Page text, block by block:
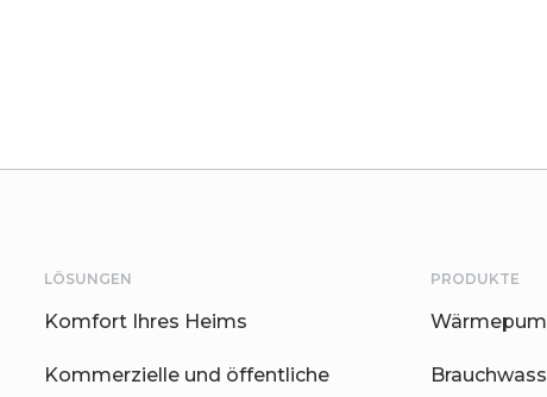
LÖSUNGEN
Komfort Ihres Heims
Kommerzielle und öffentliche
PRODUKTE